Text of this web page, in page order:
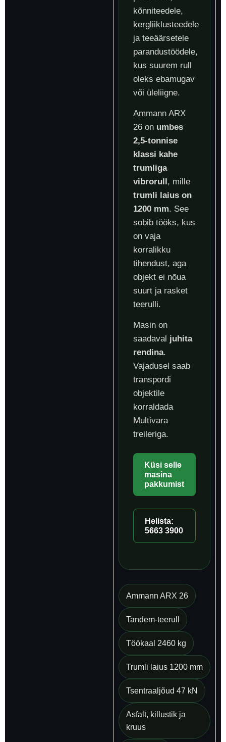
kõnniteedele,
kergliiklusteedele
ja teeäärsetele
parandustöödele,
kus suurem rull
oleks ebamugav
või üleliigne.
Ammann ARX
26 on umbes
2,5-tonnise
klassi kahe
trumliga
vibrorull, mille
trumli laius on
1200 mm. See
sobib tööks, kus
on vaja
korralikku
tihendust, aga
objekt ei nõua
suurt ja rasket
teerulli.
Masin on
saadaval juhita
rendina.
Vajadusel saab
transpordi
objektile
korraldada
Multivara
treileriga.
Küsi selle
masina
pakkumist
Helista:
5663 3900
Ammann ARX 26
Tandem-teerull
Töökaal 2460 kg
Trumli laius 1200 mm
Tsentraaljõud 47 kN
Asfalt, killustik ja
kruus